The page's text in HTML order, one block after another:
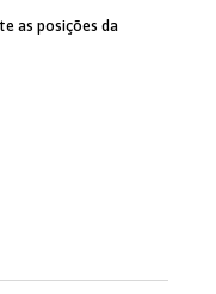
as posições da